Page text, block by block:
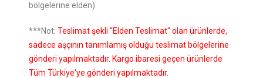
bölgelerine elden)
***Not: Teslimat şekli "Elden Teslimat" olan ürünlerde,
sadece aşçının tanımlamış olduğu teslimat bölgelerine
gönderi yapılmaktadır. Kargo ibaresi geçen ürünlerde
Tüm Türkiye'ye gönderi yapılmaktadır.